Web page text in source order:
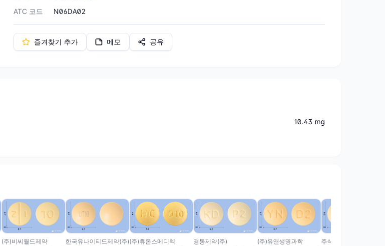
ATC 코드
N06DA02
즐겨찾기 추가 메모 공유
10.43 mg
(주)비씨월드제약 한국유나이티드제약(주)(주)휴온스메디텍 경동제약(주) (주)유앤생명과학 주식회사다나젠